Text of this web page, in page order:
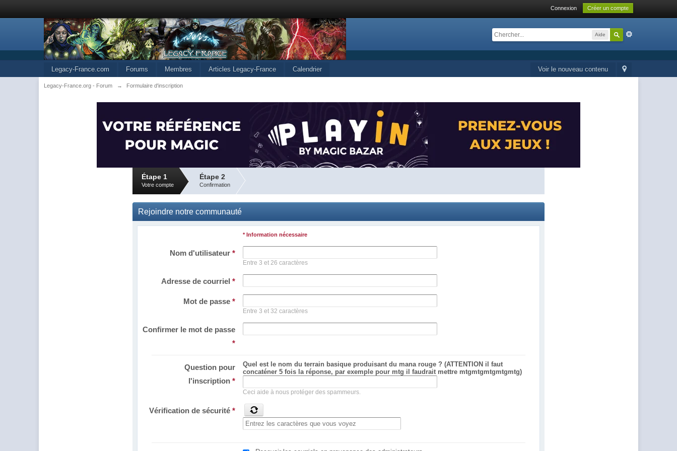
Connexion Créer un compte
Aide
Voir le nouveau contenu
Legacy-France.com Forums Membres Articles Legacy-France Calendrier
Legacy-France.org - Forum → Formulaire d'inscription
Étape 1
Votre compte
Étape 2
Confirmation
Rejoindre notre communauté
* Information nécessaire
Nom d'utilisateur *
Entre 3 et 26 caractères
Adresse de courriel *
Mot de passe *
Entre 3 et 32 caractères
Confirmer le mot de passe
*
Question pour
l'inscription *
Quel est le nom du terrain basique produisant du mana rouge ? (ATTENTION il faut
concaténer 5 fois la réponse, par exemple pour mtg il faudrait mettre mtgmtgmtgmtgmtg)
Ceci aide à nous protéger des spammeurs.
Vérification de sécurité *